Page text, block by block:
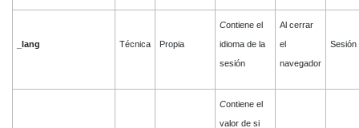
_lang Técnica Propia
Contiene el
idioma de la
sesión
Al cerrar
el
navegador
Sesión
Contiene el
valor de si